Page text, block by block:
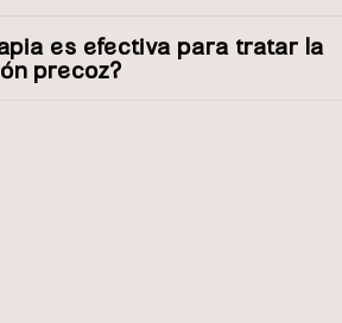
es efectiva para tratar la
precoz?